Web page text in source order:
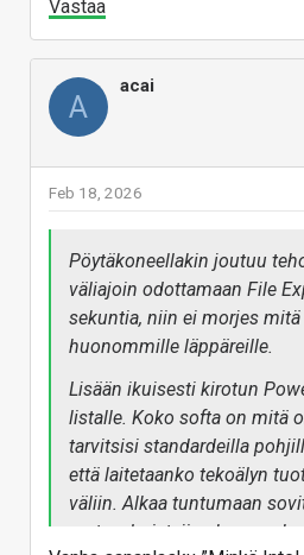
Vastaa
A
acai
Feb 18, 2026
Pöytäkoneellakin joutuu
väliajoin odottamaan File
sekuntia, niin ei morjes
huonommille läppäreille.
Lisään ikuisesti kirotun
listalle. Koko softa on mitä
tarvitsisi standardeilla
että laitetaanko tekoälyn
väliin. Alkaa tuntumaan
rautavalmistajien kanssa,